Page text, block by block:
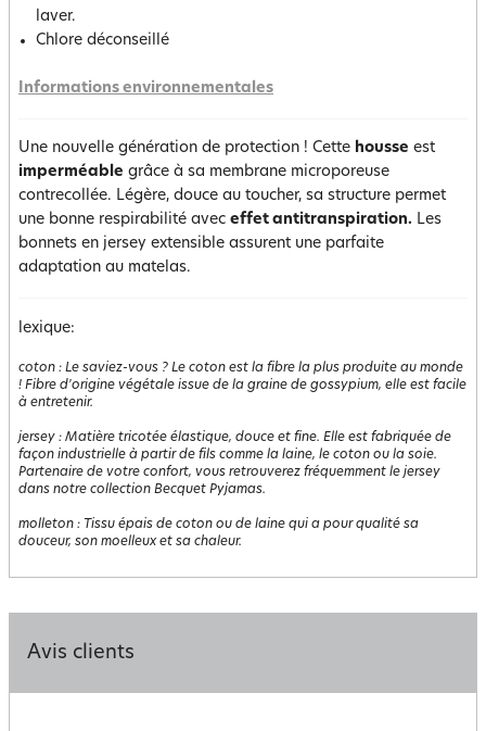
laver.
Chlore déconseillé
Informations environnementales
Une nouvelle génération de protection ! Cette housse est
imperméable grâce à sa membrane microporeuse
contrecollée. Légère, douce au toucher, sa structure permet
une bonne respirabilité avec effet antitranspiration. Les
bonnets en jersey extensible assurent une parfaite
adaptation au matelas.
lexique:
coton : Le saviez-vous ? Le coton est la fibre la plus produite au monde
! Fibre d'origine végétale issue de la graine de gossypium, elle est facile
à entretenir.
jersey : Matière tricotée élastique, douce et fine. Elle est fabriquée de
façon industrielle à partir de fils comme la laine, le coton ou la soie.
Partenaire de votre confort, vous retrouverez fréquemment le jersey
dans notre collection Becquet Pyjamas.
molleton : Tissu épais de coton ou de laine qui a pour qualité sa
douceur, son moelleux et sa chaleur.
Avis clients